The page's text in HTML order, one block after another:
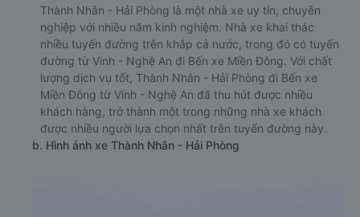
Thành Nhân - Hải Phòng là một nhà xe uy tín, chuyên
nghiệp với nhiều năm kinh nghiệm. Nhà xe khai thác
nhiều tuyến đường trên khắp cả nước, trong đó có tuyến
đường từ Vinh - Nghệ An đi Bến xe Miền Đông. Với chất
lượng dịch vụ tốt, Thành Nhân - Hải Phòng đi Bến xe
Miền Đông từ Vinh - Nghệ An đã thu hút được nhiều
khách hàng, trở thành một trong những nhà xe khách
được nhiều người lựa chọn nhất trên tuyến đường này.
b. Hình ảnh xe Thành Nhân - Hải Phòng